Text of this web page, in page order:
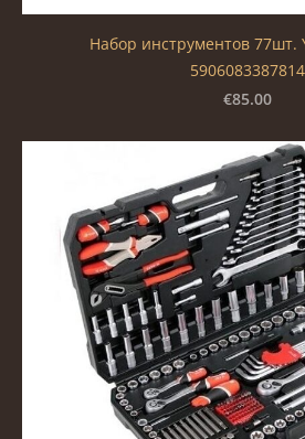
Набор инструментов 77шт.
5906083387814
€85.00